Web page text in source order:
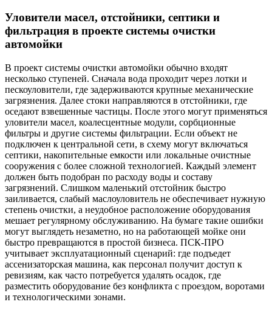
Уловители масел, отстойники, септики и
фильтрация в проекте системы очистки
автомойки
В проект системы очистки автомойки обычно входят
несколько ступеней. Сначала вода проходит через лотки и
пескоуловители, где задерживаются крупные механические
загрязнения. Далее стоки направляются в отстойники, где
оседают взвешенные частицы. После этого могут применяться
уловители масел, коалесцентные модули, сорбционные
фильтры и другие системы фильтрации. Если объект не
подключен к центральной сети, в схему могут включаться
септики, накопительные емкости или локальные очистные
сооружения с более сложной технологией. Каждый элемент
должен быть подобран по расходу воды и составу
загрязнений. Слишком маленький отстойник быстро
заиливается, слабый маслоуловитель не обеспечивает нужную
степень очистки, а неудобное расположение оборудования
мешает регулярному обслуживанию. На бумаге такие ошибки
могут выглядеть незаметно, но на работающей мойке они
быстро превращаются в простой бизнеса. ПСК-ПРО
учитывает эксплуатационный сценарий: где подъедет
ассенизаторская машина, как персонал получит доступ к
ревизиям, как часто потребуется удалять осадок, где
разместить оборудование без конфликта с проездом, воротами
и технологическими зонами.